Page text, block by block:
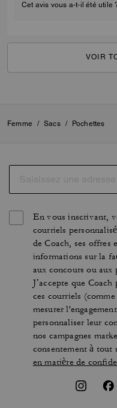
Cet avis vous a-t-il été utile
VOIR
Femme / Sacs / Pochettes
En vous inscrivant,
courriels
de Coach, ses offres
informations sur la
aux concours ou aux
J’accepte que
ces courriels
mesurer
personnaliser leur
nos campagnes
consentement à tout
en matière de